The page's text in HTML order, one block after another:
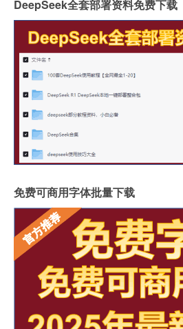
DeepSeek全套部署资料免费下载
免费可商用字体批量下载